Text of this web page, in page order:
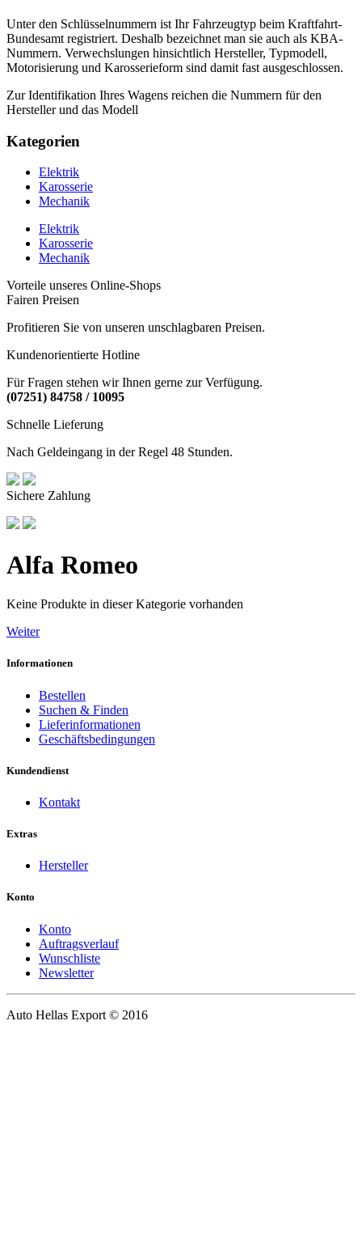
Unter den Schlüsselnummern ist Ihr Fahrzeugtyp beim Kraftfahrt-
Bundesamt registriert. Deshalb bezeichnet man sie auch als KBA-
Nummern. Verwechslungen hinsichtlich Hersteller, Typmodell,
Motorisierung und Karosserieform sind damit fast ausgeschlossen.
Zur Identifikation Ihres Wagens reichen die Nummern für den
Hersteller und das Modell
Kategorien
Elektrik
Karosserie
Mechanik
Elektrik
Karosserie
Mechanik
Vorteile unseres Online-Shops
Fairen Preisen
Profitieren Sie von unseren unschlagbaren Preisen.
Kundenorientierte Hotline
Für Fragen stehen wir Ihnen gerne zur Verfügung.
(07251) 84758 / 10095
Schnelle Lieferung
Nach Geldeingang in der Regel 48 Stunden.
Sichere Zahlung
Alfa Romeo
Keine Produkte in dieser Kategorie vorhanden
Weiter
Informationen
Bestellen
Suchen & Finden
Lieferinformationen
Geschäftsbedingungen
Kundendienst
Kontakt
Extras
Hersteller
Konto
Konto
Auftragsverlauf
Wunschliste
Newsletter
Auto Hellas Export © 2016